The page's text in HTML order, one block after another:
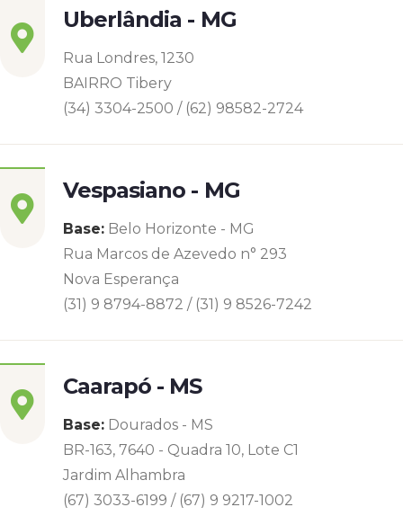
Uberlândia - MG
Rua Londres, 1230
BAIRRO Tibery
(34) 3304-2500 / (62) 98582-2724
Vespasiano - MG
Base: Belo Horizonte - MG
Rua Marcos de Azevedo n° 293
Nova Esperança
(31) 9 8794-8872 / (31) 9 8526-7242
Caarapó - MS
Base: Dourados - MS
BR-163, 7640 - Quadra 10, Lote C1
Jardim Alhambra
(67) 3033-6199 / (67) 9 9217-1002